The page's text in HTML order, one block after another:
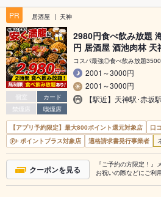
PR 居酒屋 天神
個室
カード
禁煙席
喫煙席
2980円食べ飲み放題
円 居酒屋 酒池肉林 天
コスパ最強◎食べ飲み放題3500
2001～3000円
2001～3000円
【駅近】天神駅･赤坂
【アプリ予約限定】最大800ポイント還元対象店
口
ポイントプラス対象店
適格請求書発行事業者
クーポンを見る
『ご予約の方限定！
お祝いの際などにご利